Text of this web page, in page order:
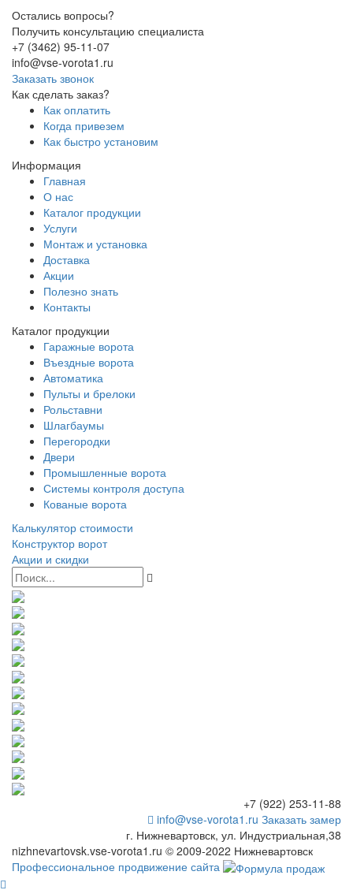
Остались вопросы?
Получить консультацию специалиста
+7 (3462) 95-11-07
info@vse-vorota1.ru
Заказать звонок
Как сделать заказ?
Как оплатить
Когда привезем
Как быстро установим
Информация
Главная
О нас
Каталог продукции
Услуги
Монтаж и установка
Доставка
Акции
Полезно знать
Контакты
Каталог продукции
Гаражные ворота
Въездные ворота
Автоматика
Пульты и брелоки
Рольставни
Шлагбаумы
Перегородки
Двери
Промышленные ворота
Системы контроля доступа
Кованые ворота
Калькулятор стоимости
Конструктор ворот
Акции и скидки
+7 (922) 253-11-88
info@vse-vorota1.ru Заказать замер
г. Нижневартовск, ул. Индустриальная,38
nizhnevartovsk.vse-vorota1.ru © 2009-2022 Нижневартовск
Профессиональное продвижение сайта